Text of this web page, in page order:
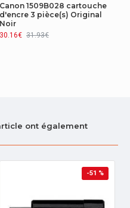
Canon 1509B028 cartouche
d'encre 3 pièce(s) Original
Noir
30.16€ 31.93€
ont également
-51 %